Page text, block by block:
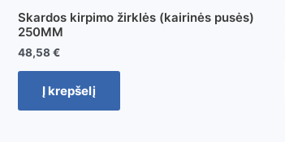
Skardos kirpimo žirklės (kairinės pusės)
250MM
48,58€
Į krepšelį